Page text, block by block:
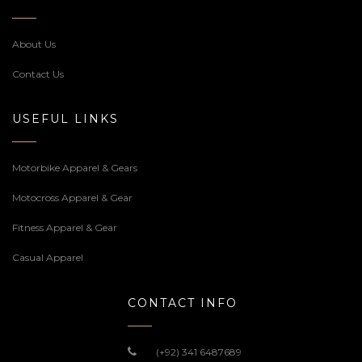
About Us
Contact Us
USEFUL LINKS
Motorbike Apparel & Gears
Motocross Apparel & Gear
Fitness Apparel & Gear
Casual Apparel
CONTACT INFO
(+92) 341 6487689